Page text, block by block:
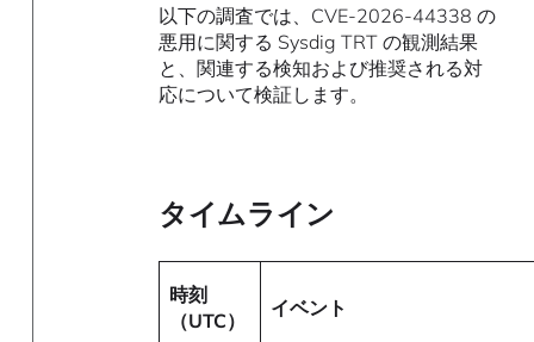
以下の調査では、CVE-2026-44338 の
悪用に関する Sysdig TRT の観測結果
と、関連する検知および推奨される対
応について検証します。
タイムライン
時刻
（UTC）
イベント